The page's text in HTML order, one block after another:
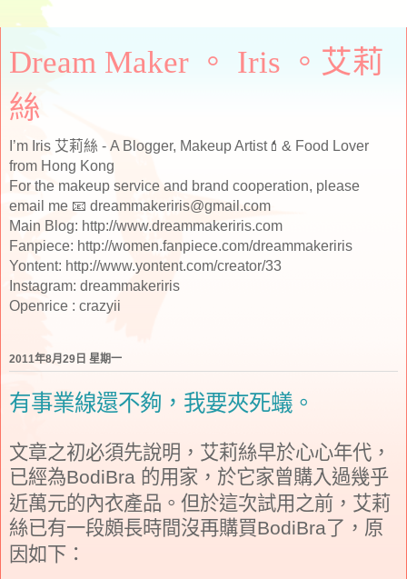
Dream Maker 。 Iris 。艾莉
絲
I’m Iris 艾莉絲 - A Blogger, Makeup Artist💄& Food Lover
from Hong Kong
For the makeup service and brand cooperation, please
email me 📧 dreammakeriris@gmail.com
Main Blog: http://www.dreammakeriris.com
Fanpiece: http://women.fanpiece.com/dreammakeriris
Yontent: http://www.yontent.com/creator/33
Instagram: dreammakeriris
Openrice : crazyii
2011年8月29日 星期一
有事業線還不夠，我要夾死蟻。
文章之初必須先說明，艾莉絲早於心心年代，
已經為BodiBra 的用家，於它家曾購入過幾乎
近萬元的內衣產品。但於這次試用之前，艾莉
絲已有一段頗長時間沒再購買BodiBra了，原
因如下：